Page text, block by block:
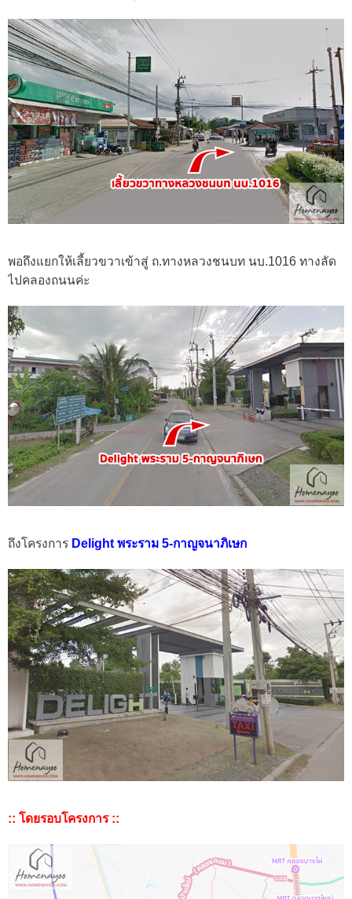
พอถึงแยกให้เลี้ยวขวาเข้าสู่ ถ.ทางหลวงชนบท นบ.1016 ทางลัด
ไปคลองถนนค่ะ
ถึงโครงการ Delight พระราม 5-กาญจนาภิเษก
:: โดยรอบโครงการ ::